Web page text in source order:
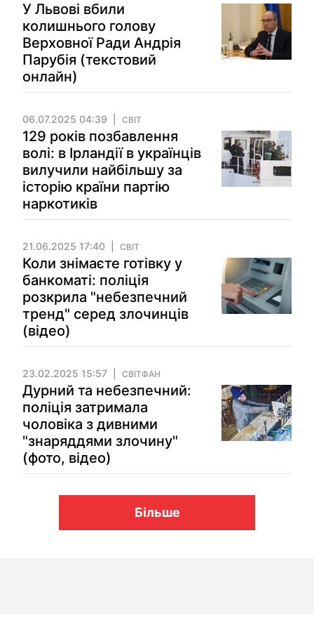
У Львові вбили
колишнього голову
Верховної Ради Андрія
Парубія (текстовий
онлайн)
06.07.2025 04:39 СВІТ
129 років позбавлення
волі: в Ірландії в українців
вилучили найбільшу за
історію країни партію
наркотиків
21.06.2025 17:40 СВІТ
Коли знімаєте готівку у
банкоматі: поліція
розкрила "небезпечний
тренд" серед злочинців
(відео)
23.02.2025 15:57 СВІТФАН
Дурний та небезпечний:
поліція затримала
чоловіка з дивними
"знаряддями злочину"
(фото, відео)
Більше